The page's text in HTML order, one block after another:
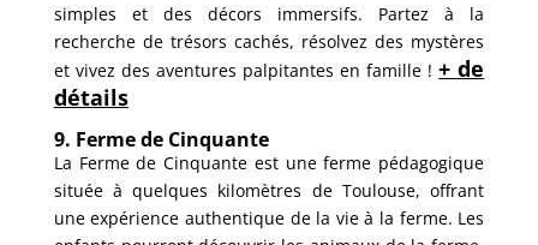
simples et des décors immersifs. Partez à la
recherche de trésors cachés, résolvez des mystères
et vivez des aventures palpitantes en famille !+ de
détails
9. Ferme de Cinquante
La Ferme de Cinquante est une ferme pédagogique
située à quelques kilomètres de Toulouse, offrant
une expérience authentique de la vie à la ferme. Les